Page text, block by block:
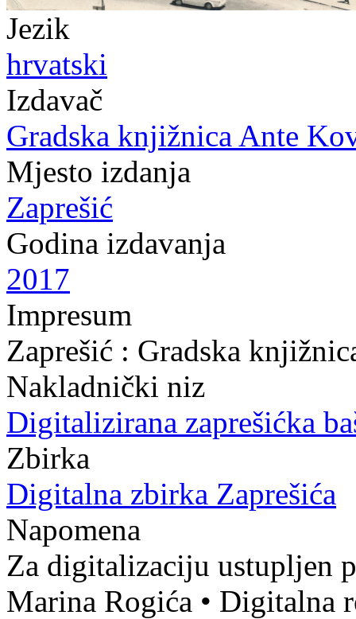
Jezik
hrvatski
Izdavač
Gradska knjižnica Ante
Mjesto izdanja
Zaprešić
Godina izdavanja
2017
Impresum
Zaprešić : Gradska
Nakladnički niz
Digitalizirana zaprešićka
Zbirka
Digitalna zbirka Zaprešića
Napomena
Za digitalizaciju ustupljen
Marina Rogića • Digitalna